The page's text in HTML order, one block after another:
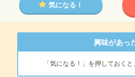
気になる！
興味があっ
「気になる！」を押しておく